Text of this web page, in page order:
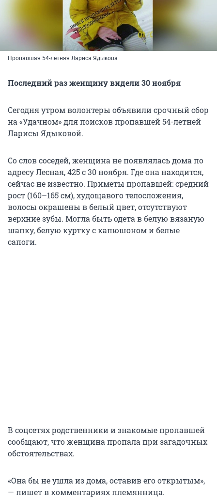
Пропавшая 54-летняя Лариса Ядыкова
Последний раз женщину видели 30 ноября
Сегодня утром волонтеры объявили срочный сбор
на «Удачном» для поисков пропавшей 54-летней
Ларисы Ядыковой.
Со слов соседей, женщина не появлялась дома по
адресу Лесная, 425 с 30 ноября. Где она находится,
сейчас не известно. Приметы пропавшей: средний
рост (160–165 см), худощавого телосложения,
волосы окрашены в белый цвет, отсутствуют
верхние зубы. Могла быть одета в белую вязаную
шапку, белую куртку с капюшоном и белые
сапоги.
В соцсетях родственники и знакомые пропавшей
сообщают, что женщина пропала при загадочных
обстоятельствах.
«Она бы не ушла из дома, оставив его открытым»,
— пишет в комментариях племянница.